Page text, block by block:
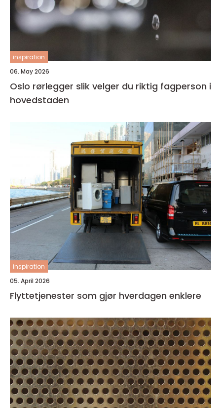
inspiration
06. May 2026
Oslo rørlegger slik velger du riktig fagperson i
hovedstaden
inspiration
05. April 2026
Flyttetjenester som gjør hverdagen enklere